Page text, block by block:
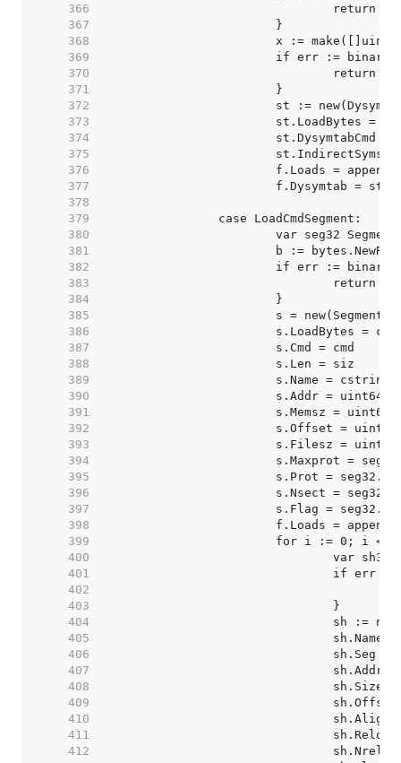
   366
   367
   368
   369
   370
   371
   372
   373
   374
   375
   376
   377
   378
   379
   380
   381
   382
   383
   384
   385
   386
   387
   388
   389
   390
   391
   392
   393
   394
   395
   396
   397
   398
   399
   400
   401
   402
   403
   404
   405
   406
   407
   408
   409
   410
   411
   412